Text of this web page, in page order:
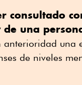
consultado
una
anterioridad una
de niveles